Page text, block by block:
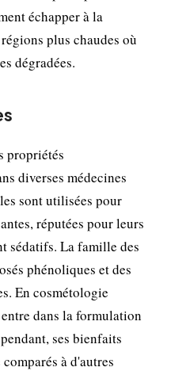
échapper à la
plus chaudes où
dégradées.
propriétés
diverses médecines
sont utilisées pour
réputées pour leurs
sédatifs. La famille des
phénoliques et des
En cosmétologie
dans la formulation
ses bienfaits
à d'autres